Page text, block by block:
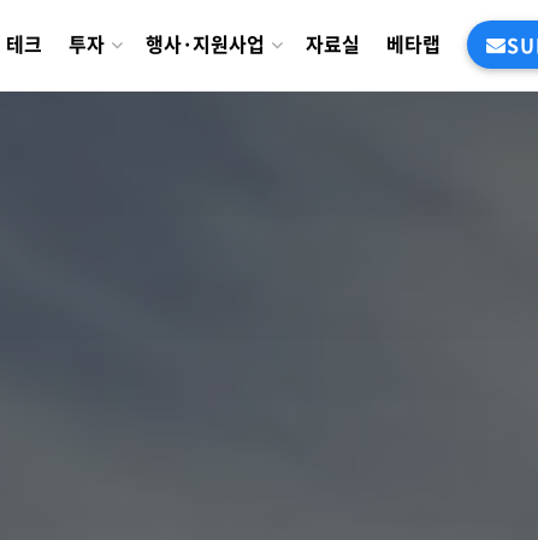
테크 투자 행사·지원사업 자료실 베타랩